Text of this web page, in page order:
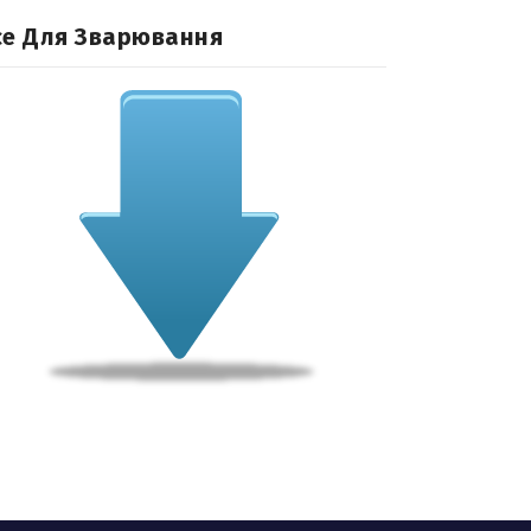
Для Зварювання